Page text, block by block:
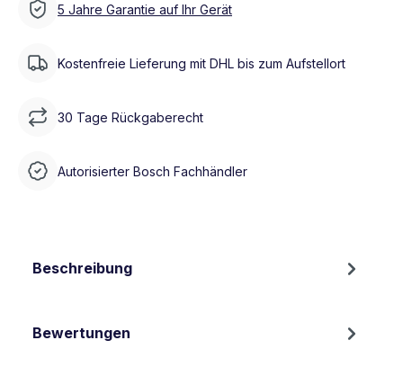
5 Jahre Garantie auf Ihr Gerät
Kostenfreie Lieferung mit DHL bis zum Aufstellort
30 Tage Rückgaberecht
Autorisierter Bosch Fachhändler
Beschreibung
Bewertungen